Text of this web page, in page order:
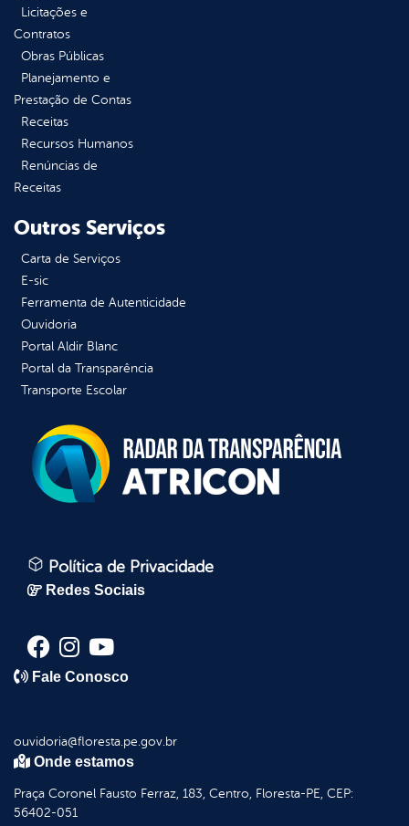
Licitações e
Contratos
Obras Públicas
Planejamento e
Prestação de Contas
Receitas
Recursos Humanos
Renúncias de
Receitas
Outros Serviços
Carta de Serviços
E-sic
Ferramenta de Autenticidade
Ouvidoria
Portal Aldir Blanc
Portal da Transparência
Transporte Escolar
Política de Privacidade
Redes Sociais
Fale Conosco
ouvidoria@floresta.pe.gov.br
Onde estamos
Praça Coronel Fausto Ferraz, 183, Centro, Floresta-PE, CEP:
56402-051